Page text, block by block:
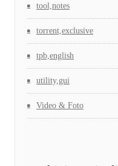
tool,notes
torrent,exclusive
tpb,english
utility,gui
Video & Foto